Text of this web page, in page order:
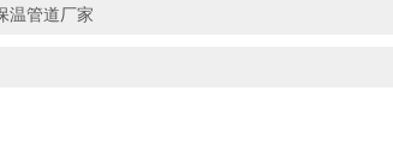
温管道厂家